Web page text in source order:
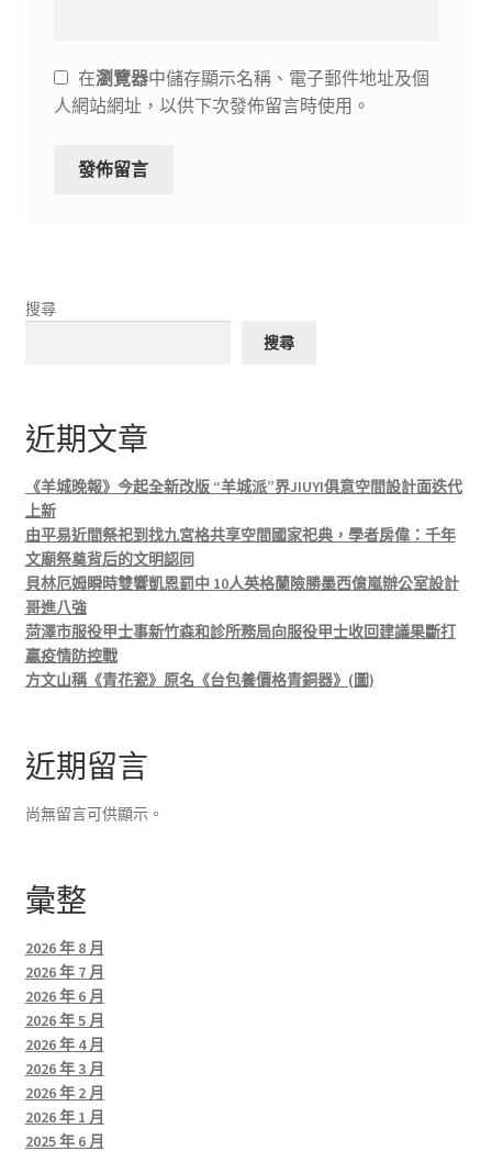
在瀏覽器中儲存顯示名稱、電子郵件地址及個
人網站網址，以供下次發佈留言時使用。
搜尋
搜尋
近期文章
《羊城晚報》今起全新改版 “羊城派”界JIUYI俱意空間設計面迭代
上新
由平易近間祭祀到找九宮格共享空間國家祀典，學者房偉：千年
文廟祭奠背后的文明認同
貝林厄姆瞬時雙響凱恩罰中 10人英格蘭險勝墨西億嵐辦公室設計
哥進八強
菏澤市服役甲士事新竹森和診所務局向服役甲士收回建議果斷打
贏疫情防控戰
方文山稱《青花瓷》原名《台包養價格青銅器》(圖)
近期留言
尚無留言可供顯示。
彙整
2026 年 8 月
2026 年 7 月
2026 年 6 月
2026 年 5 月
2026 年 4 月
2026 年 3 月
2026 年 2 月
2026 年 1 月
2025 年 6 月